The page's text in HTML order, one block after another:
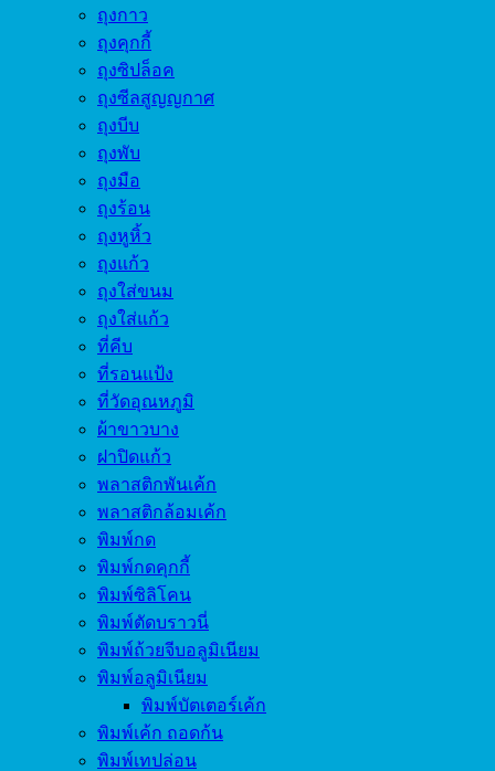
ถุงกาว
ถุงคุกกี้
ถุงซิปล็อค
ถุงซีลสูญญกาศ
ถุงบีบ
ถุงพับ
ถุงมือ
ถุงร้อน
ถุงหูหิ้ว
ถุงแก้ว
ถุงใส่ขนม
ถุงใส่แก้ว
ที่คีบ
ที่รอนแป้ง
ที่วัดอุณหภูมิ
ผ้าขาวบาง
ฝาปิดแก้ว
พลาสติกพันเค้ก
พลาสติกล้อมเค้ก
พิมพ์กด
พิมพ์กดคุกกี้
พิมพ์ซิลิโคน
พิมพ์ตัดบราวนี่
พิมพ์ถ้วยจีบอลูมิเนียม
พิมพ์อลูมิเนียม
พิมพ์บัตเตอร์เค้ก
พิมพ์เค้ก ถอดก้น
พิมพ์เทปล่อน